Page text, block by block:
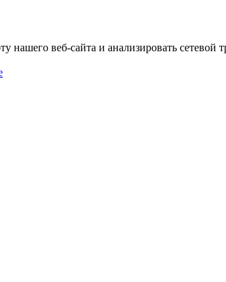
веб-сайта и анализировать сетевой